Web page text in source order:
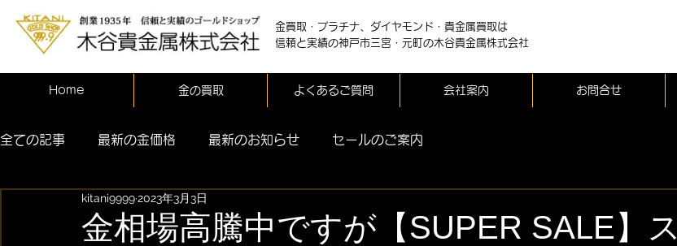
金買取・プラチナ、ダイヤモンド・貴金属買取は
信頼と実績の神戸市三宮・元町の木谷貴金属株式会社
Home 金の買取 よくあるご質問 会社案内 お問合せ
全ての記事 最新の金価格 最新のお知らせ セールのご案内
金相場高騰中ですが【SUPER SALE】ス
kitani99992023年3月3日